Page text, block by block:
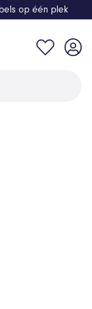
op één plek